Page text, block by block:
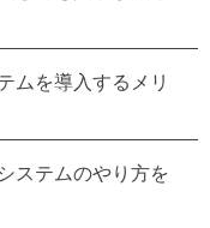
ムを導入するメリ
ステムのやり方を